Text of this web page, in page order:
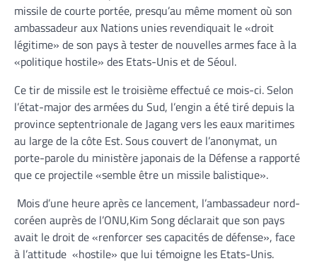
missile de courte portée, presqu’au même moment où son
ambassadeur aux Nations unies revendiquait le «droit
légitime» de son pays à tester de nouvelles armes face à la
«politique hostile» des Etats-Unis et de Séoul.
Ce tir de missile est le troisième effectué ce mois-ci. Selon
l’état-major des armées du Sud, l’engin a été tiré depuis la
province septentrionale de Jagang vers les eaux maritimes
au large de la côte Est. Sous couvert de l’anonymat, un
porte-parole du ministère japonais de la Défense a rapporté
que ce projectile «semble être un missile balistique».
Mois d’une heure après ce lancement, l’ambassadeur nord-
coréen auprès de l’ONU,Kim Song déclarait que son pays
avait le droit de «renforcer ses capacités de défense», face
à l’attitude «hostile» que lui témoigne les Etats-Unis.